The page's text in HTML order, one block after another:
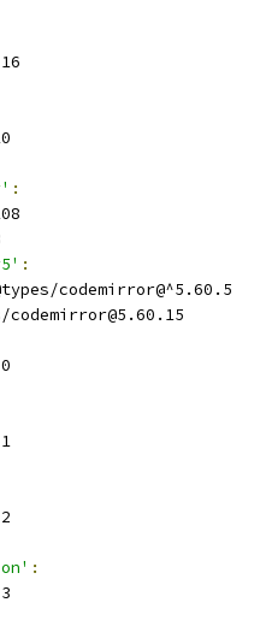
:
:
codemirror@^5.60.5
codemirror@5.60.15
: